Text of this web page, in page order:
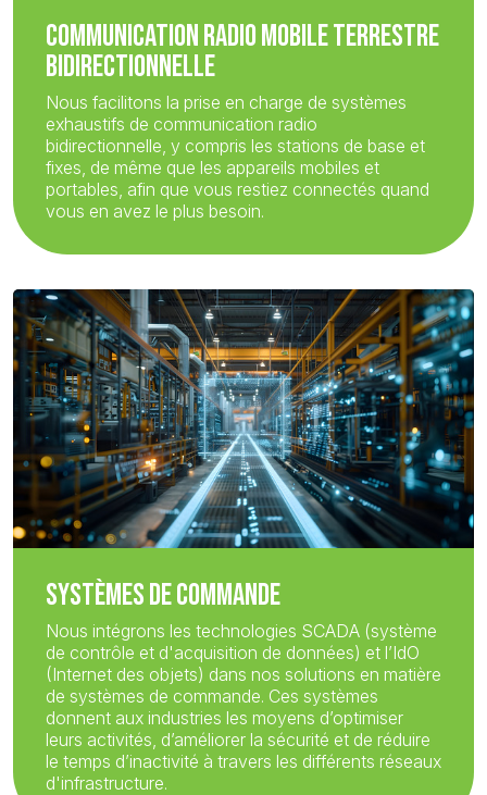
COMMUNICATION RADIO MOBILE TERRESTRE
BIDIRECTIONNELLE
Nous facilitons la prise en charge de systèmes
exhaustifs de communication radio
bidirectionnelle, y compris les stations de base et
fixes, de même que les appareils mobiles et
portables, afin que vous restiez connectés quand
vous en avez le plus besoin.
SYSTÈMES DE COMMANDE
Nous intégrons les technologies SCADA (système
de contrôle et d'acquisition de données) et l’IdO
(Internet des objets) dans nos solutions en matière
de systèmes de commande. Ces systèmes
donnent aux industries les moyens d’optimiser
leurs activités, d’améliorer la sécurité et de réduire
le temps d’inactivité à travers les différents réseaux
d'infrastructure.